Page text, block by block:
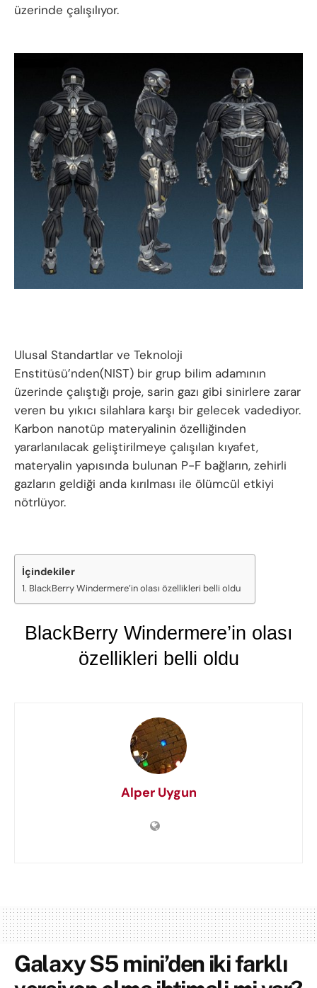
üzerinde çalışılıyor.
Ulusal Standartlar ve Teknoloji
Enstitüsü’nden(NIST) bir grup bilim adamının
üzerinde çalıştığı proje, sarin gazı gibi sinirlere zarar
veren bu yıkıcı silahlara karşı bir gelecek vadediyor.
Karbon nanotüp materyalinin özelliğinden
yararlanılacak geliştirilmeye çalışılan kıyafet,
materyalin yapısında bulunan P-F bağların, zehirli
gazların geldiği anda kırılması ile ölümcül etkiyi
nötrlüyor.
İçindekiler
BlackBerry Windermere’in olası özellikleri belli oldu
BlackBerry Windermere’in olası
özellikleri belli oldu
Alper Uygun
Galaxy S5 mini’den iki farklı